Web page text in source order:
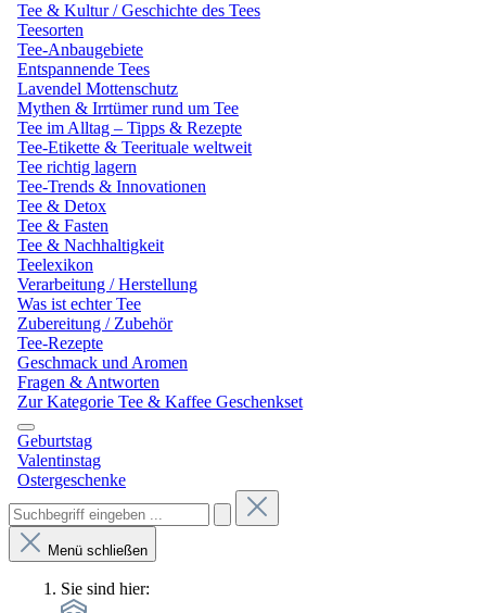
Tee & Kultur / Geschichte des Tees
Teesorten
Tee-Anbaugebiete
Entspannende Tees
Lavendel Mottenschutz
Mythen & Irrtümer rund um Tee
Tee im Alltag – Tipps & Rezepte
Tee-Etikette & Teerituale weltweit
Tee richtig lagern
Tee-Trends & Innovationen
Tee & Detox
Tee & Fasten
Tee & Nachhaltigkeit
Teelexikon
Verarbeitung / Herstellung
Was ist echter Tee
Zubereitung / Zubehör
Tee-Rezepte
Geschmack und Aromen
Fragen & Antworten
Zur Kategorie Tee & Kaffee Geschenkset
Geburtstag
Valentinstag
Ostergeschenke
Menü schließen
Sie sind hier: